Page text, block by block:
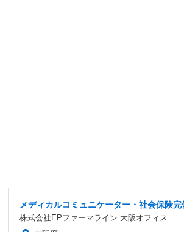
メディカルコミュニケーター・社会保険
株式会社EPファーマライン 大阪オフィス